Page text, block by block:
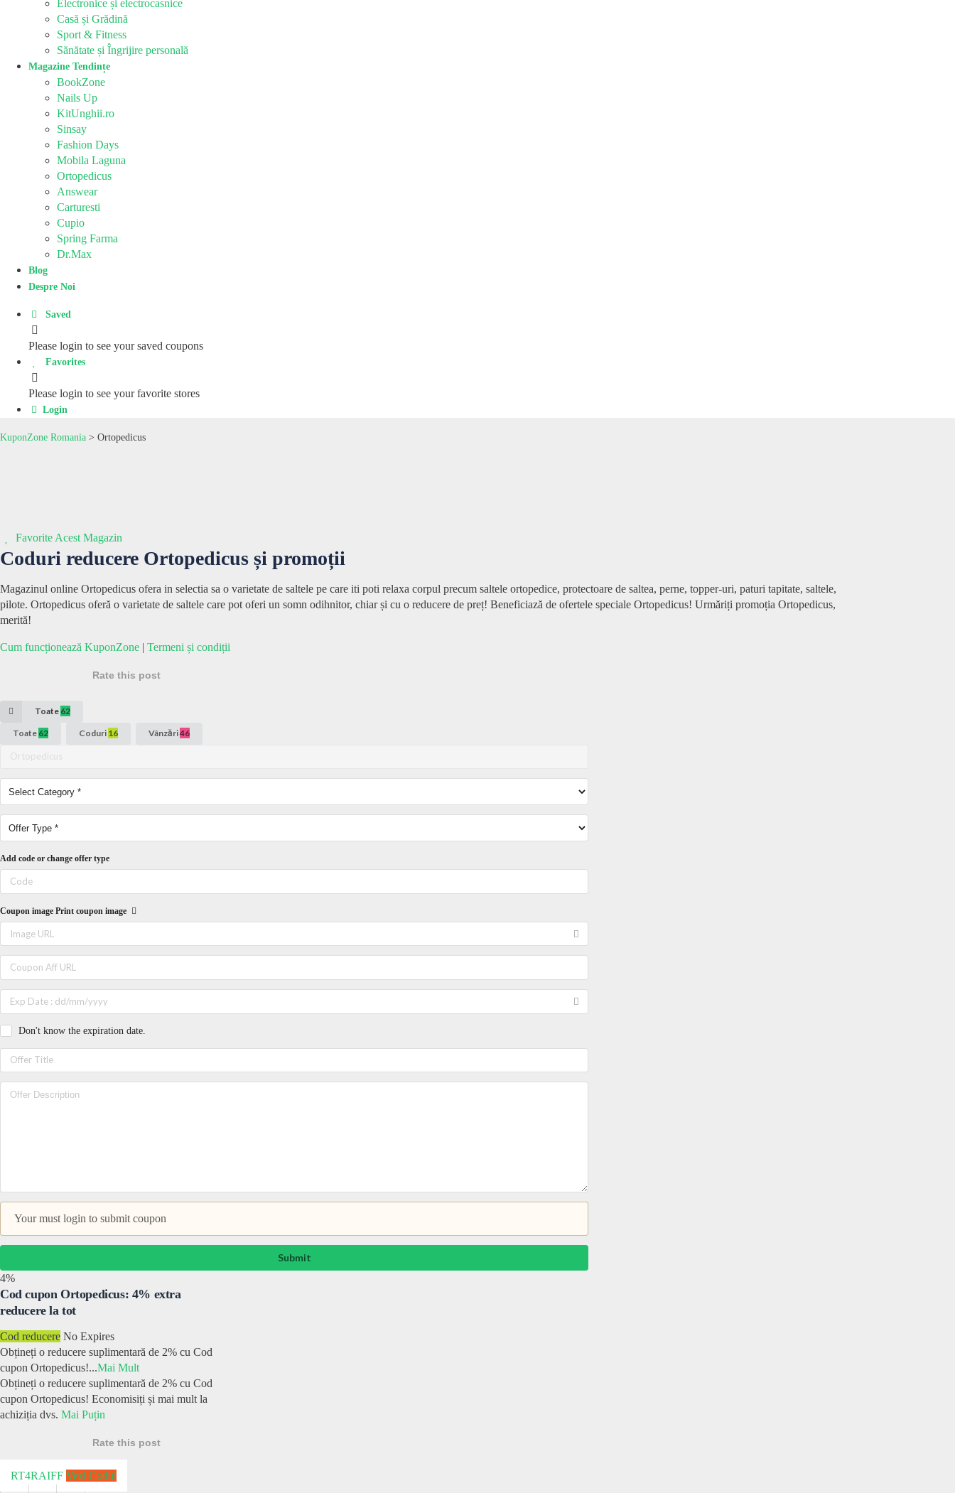
Electronice și electrocasnice
Casă și Grădină
Sport & Fitness
Sănătate și Îngrijire personală
Magazine Tendințe
BookZone
Nails Up
KitUnghii.ro
Sinsay
Fashion Days
Mobila Laguna
Ortopedicus
Answear
Carturesti
Cupio
Spring Farma
Dr.Max
Blog
Despre Noi
Saved
Please login to see your saved coupons
Favorites
Please login to see your favorite stores
Login
KuponZone Romania > Ortopedicus
Favorite Acest Magazin
Coduri reducere Ortopedicus și promoții
Magazinul online Ortopedicus ofera in selectia sa o varietate de saltele pe care iti poti relaxa corpul precum saltele ortopedice, protectoare de saltea, perne, topper-uri, paturi tapitate, saltele,
pilote. Ortopedicus oferă o varietate de saltele care pot oferi un somn odihnitor, chiar și cu o reducere de preț! Beneficiază de ofertele speciale Ortopedicus! Urmăriți promoția Ortopedicus,
merită!
Cum funcționează KuponZone | Termeni și condiții
Rate this post
Toate 62
Toate 62 Coduri 16 Vânzări46
Add code or change offer type
Coupon image Print coupon image
Don't know the expiration date.
Your must login to submit coupon
Submit
4%
Cod cupon Ortopedicus: 4% extra
reducere la tot
Cod reducere No Expires
Obțineți o reducere suplimentară de 2% cu Cod
cupon Ortopedicus!...Mai Mult
Obțineți o reducere suplimentară de 2% cu Cod
cupon Ortopedicus! Economisiți și mai mult la
achiziția dvs. Mai Puțin
Rate this post
RT4RAIFF Vezi Codul